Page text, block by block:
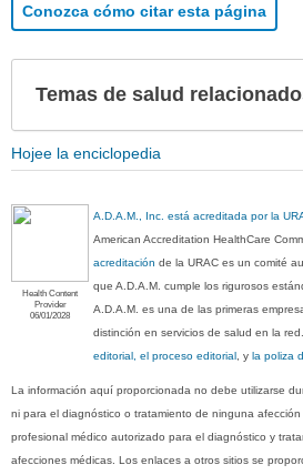
Conozca cómo citar esta página
Temas de salud
Hojee la enciclopedia
Health Content
Provider
06/01/2028
A.D.A.M., Inc. está acreditada por la
American Accreditation HealthCare
acreditación de la URAC es un comité
que A.D.A.M. cumple los rigurosos
A.D.A.M. es una de las primeras
distinción en servicios de salud en la
editorial, el proceso editorial , yla poliza
La información aquí proporcionada no debe utilizarse
ni para el diagnóstico o tratamiento de ninguna
profesional médico autorizado para el diagnóstico y
afecciones médicas. Los enlaces a otros sitios se